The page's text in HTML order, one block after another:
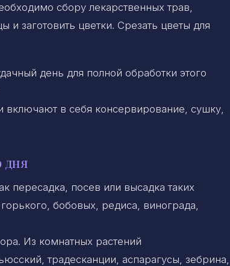
сбору лекарственных трав,
и заготовить цветки. Срезать цветы для
день для полной обработки этого
в себя консервирование, сушку,
дня
пересадка, посев или высадка таких
бобовых, редиса, винограда,
Из комнатных растений
традесканции, аспарагусы, зебрина,